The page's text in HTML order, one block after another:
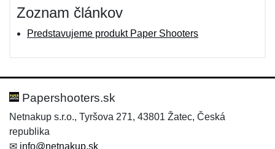
Zoznam článkov
Predstavujeme produkt Paper Shooters
Papershooters.sk
Netnakup s.r.o., Tyršova 271, 43801 Žatec, Česká
republika
✉ info@netnakup.sk